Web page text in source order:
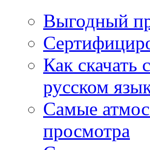
Выгодный
Как
русском
Самые
просмотра